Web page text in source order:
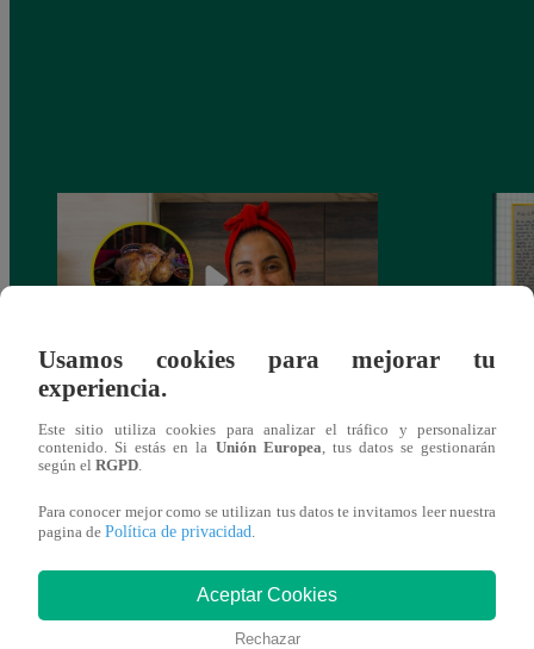
antes de Navidad?
También te puede
Usamos cookies para mejorar tu
experiencia.
Este sitio utiliza cookies para analizar el tráfico y personalizar
contenido. Si estás en la Unión Europea , tus datos se gestionarán
según el RGPD
Para conocer mejor como se utilizan tus datos te invitamos leer nuestra
pagina de Política de privacidad
Aceptar Cookies
Rechazar